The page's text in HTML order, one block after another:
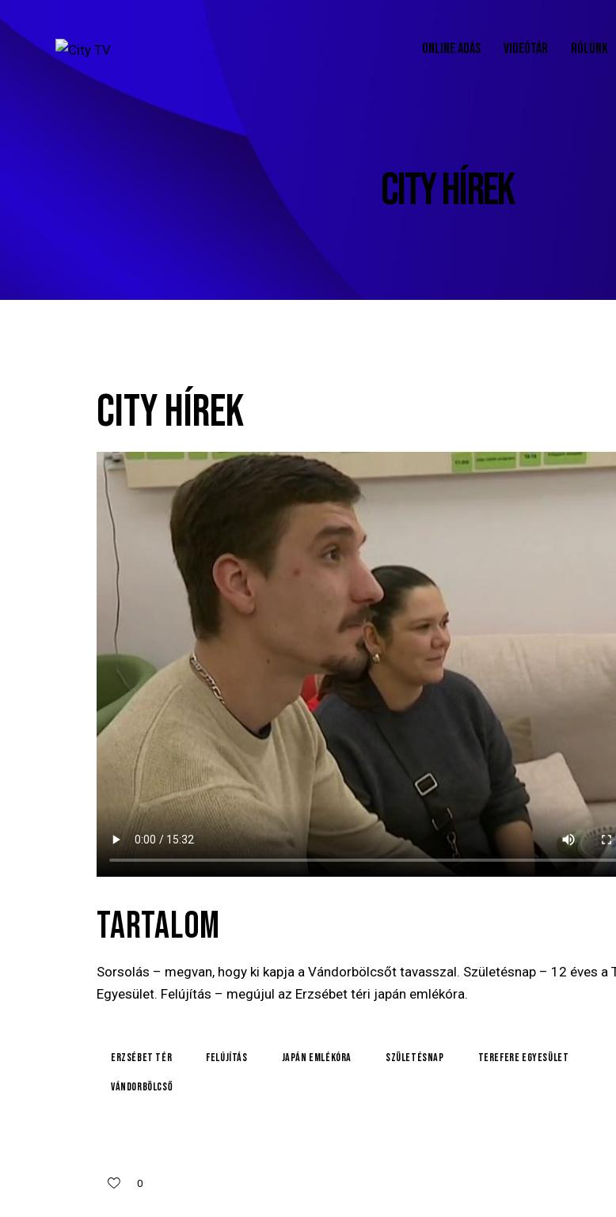
ONLINE ADÁS VIDEÓTÁR RÓLUNK
CITY HÍREK
CITY HÍREK
TARTALOM
Sorsolás – megvan, hogy ki kapja a Vándorbölcsőt tavasszal. Születésnap – 12 éves a
Egyesület. Felújítás – megújul az Erzsébet téri japán emlékóra.
Erzsébet tér felújítás japán emlékóra születésnap TereFere Egyesület
Vándorbölcső
0